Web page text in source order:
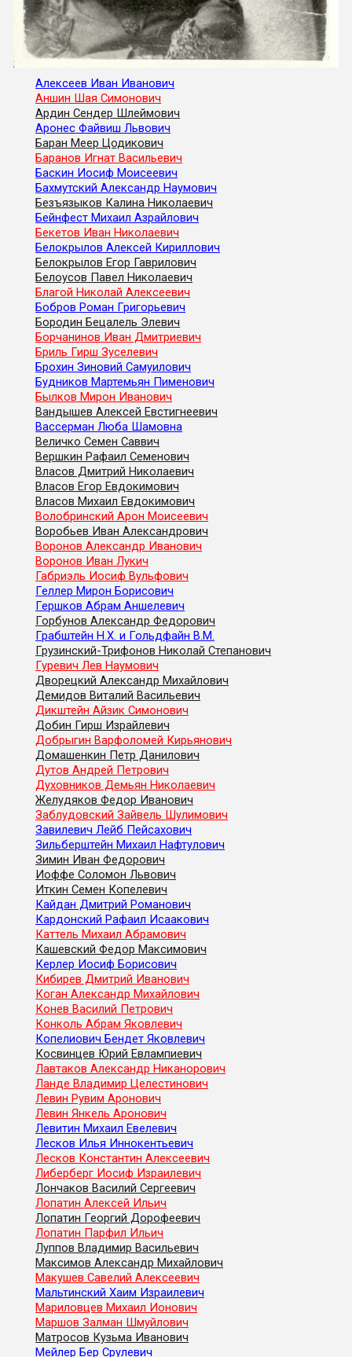
Алексеев Иван Иванович
Аншин Шая Симонович
Ардин Сендер Шлеймович
Аронес Файвиш Львович
Баран Меер Цодикович
Баранов Игнат Васильевич
Баскин Иосиф Моисеевич
Бахмутский Александр Наумович
Безъязыков Калина Николаевич
Бейнфест Михаил Азрайлович
Бекетов Иван Николаевич
Белокрылов Алексей Кириллович
Белокрылов Егор Гаврилович
Белоусов Павел Николаевич
Благой Николай Алексеевич
Бобров Роман Григорьевич
Бородин Бецалель Элевич
Борчанинов Иван Дмитриевич
Бриль Гирш Зуселевич
Брохин Зиновий Самуилович
Будников Мартемьян Пименович
Былков Мирон Иванович
Вандышев Алексей Евстигнеевич
Вассерман Люба Шамовна
Величко Семен Саввич
Вершкин Рафаил Семенович
Власов Дмитрий Николаевич
Власов Егор Евдокимович
Власов Михаил Евдокимович
Волобринский Арон Моисеевич
Воробьев Иван Александрович
Воронов Александр Иванович
Воронов Иван Лукич
Габриэль Иосиф Вульфович
Геллер Мирон Борисович
Гершков Абрам Аншелевич
Горбунов Александр Федорович
Грабштейн Н.Х. и Гольдфайн В.М.
Грузинский-Трифонов Николай Степанович
Гуревич Лев Наумович
Дворецкий Александр Михайлович
Демидов Виталий Васильевич
Дикштейн Айзик Симонович
Добин Гирш Израйлевич
Добрыгин Варфоломей Кирьянович
Домашенкин Петр Данилович
Дутов Андрей Петрович
Духовников Демьян Николаевич
Желудяков Федор Иванович
Заблудовский Зайвель Шулимович
Завилевич Лейб Пейсахович
Зильберштейн Михаил Нафтулович
Зимин Иван Федорович
Иоффе Соломон Львович
Иткин Семен Копелевич
Кайдан Дмитрий Романович
Кардонский Рафаил Исаакович
Каттель Михаил Абрамович
Кашевский Федор Максимович
Керлер Иосиф Борисович
Кибирев Дмитрий Иванович
Коган Александр Михайлович
Конев Василий Петрович
Конколь Абрам Яковлевич
Копелиович Бендет Яковлевич
Косвинцев Юрий Евлампиевич
Лавтаков Александр Никанорович
Ланде Владимир Целестинович
Левин Рувим Аронович
Левин Янкель Аронович
Левитин Михаил Евелевич
Лесков Илья Иннокентьевич
Лесков Константин Алексеевич
Либерберг Иосиф Израилевич
Лончаков Василий Сергеевич
Лопатин Алексей Ильич
Лопатин Георгий Дорофеевич
Лопатин Парфил Ильич
Луппов Владимир Васильевич
Максимов Александр Михайлович
Макушев Савелий Алексеевич
Мальтинский Хаим Израилевич
Мариловцев Михаил Ионович
Маршов Залман Шмуйлович
Матросов Кузьма Иванович
Мейлер Бер Срулевич